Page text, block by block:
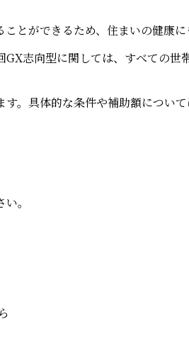
とができるため、住まいの健康に
志向型に関しては、すべての世
。具体的な条件や補助額につい
。